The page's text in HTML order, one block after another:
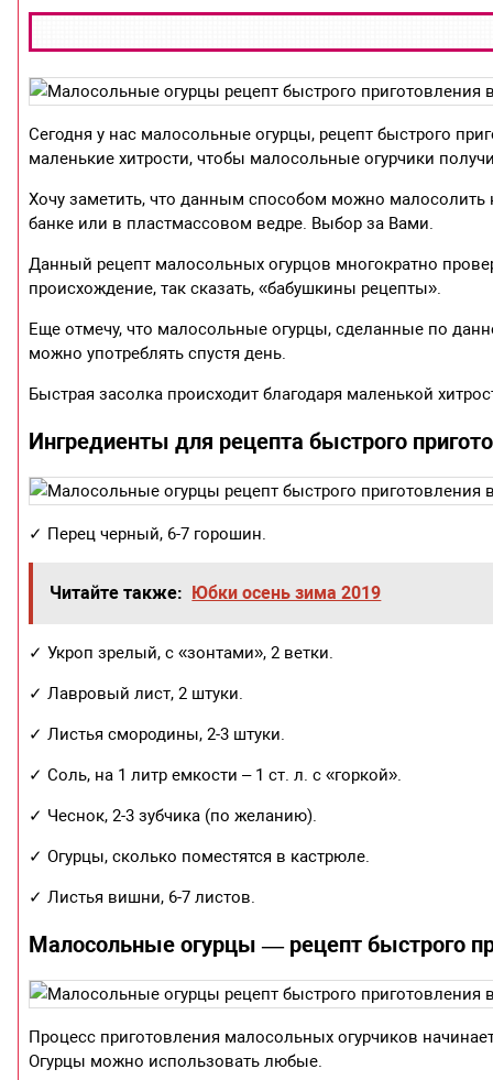
Сегодня у нас малосольные огурцы, рецепт быстрого
маленькие хитрости, чтобы малосольные огурчики
Хочу заметить, что данным способом можно
банке или в пластмассовом ведре. Выбор за Вами.
Данный рецепт малосольных огурцов многократно
происхождение, так сказать, «бабушкины рецепты».
Еще отмечу, что малосольные огурцы, сделанные по
можно употреблять спустя день.
Быстрая засолка происходит благодаря маленькой
Ингредиенты для рецепта быстрого
✓ Перец черный, 6-7 горошин.
Читайте также: Юбки осень зима 2019
✓ Укроп зрелый, с «зонтами», 2 ветки.
✓ Лавровый лист, 2 штуки.
✓ Листья смородины, 2-3 штуки.
✓ Соль, на 1 литр емкости – 1 ст. л. с «горкой».
✓ Чеснок, 2-3 зубчика (по желанию).
✓ Огурцы, сколько поместятся в кастрюле.
✓ Листья вишни, 6-7 листов.
Малосольные огурцы — рецепт быстрого
Процесс приготовления малосольных огурчиков
Огурцы можно использовать любые.